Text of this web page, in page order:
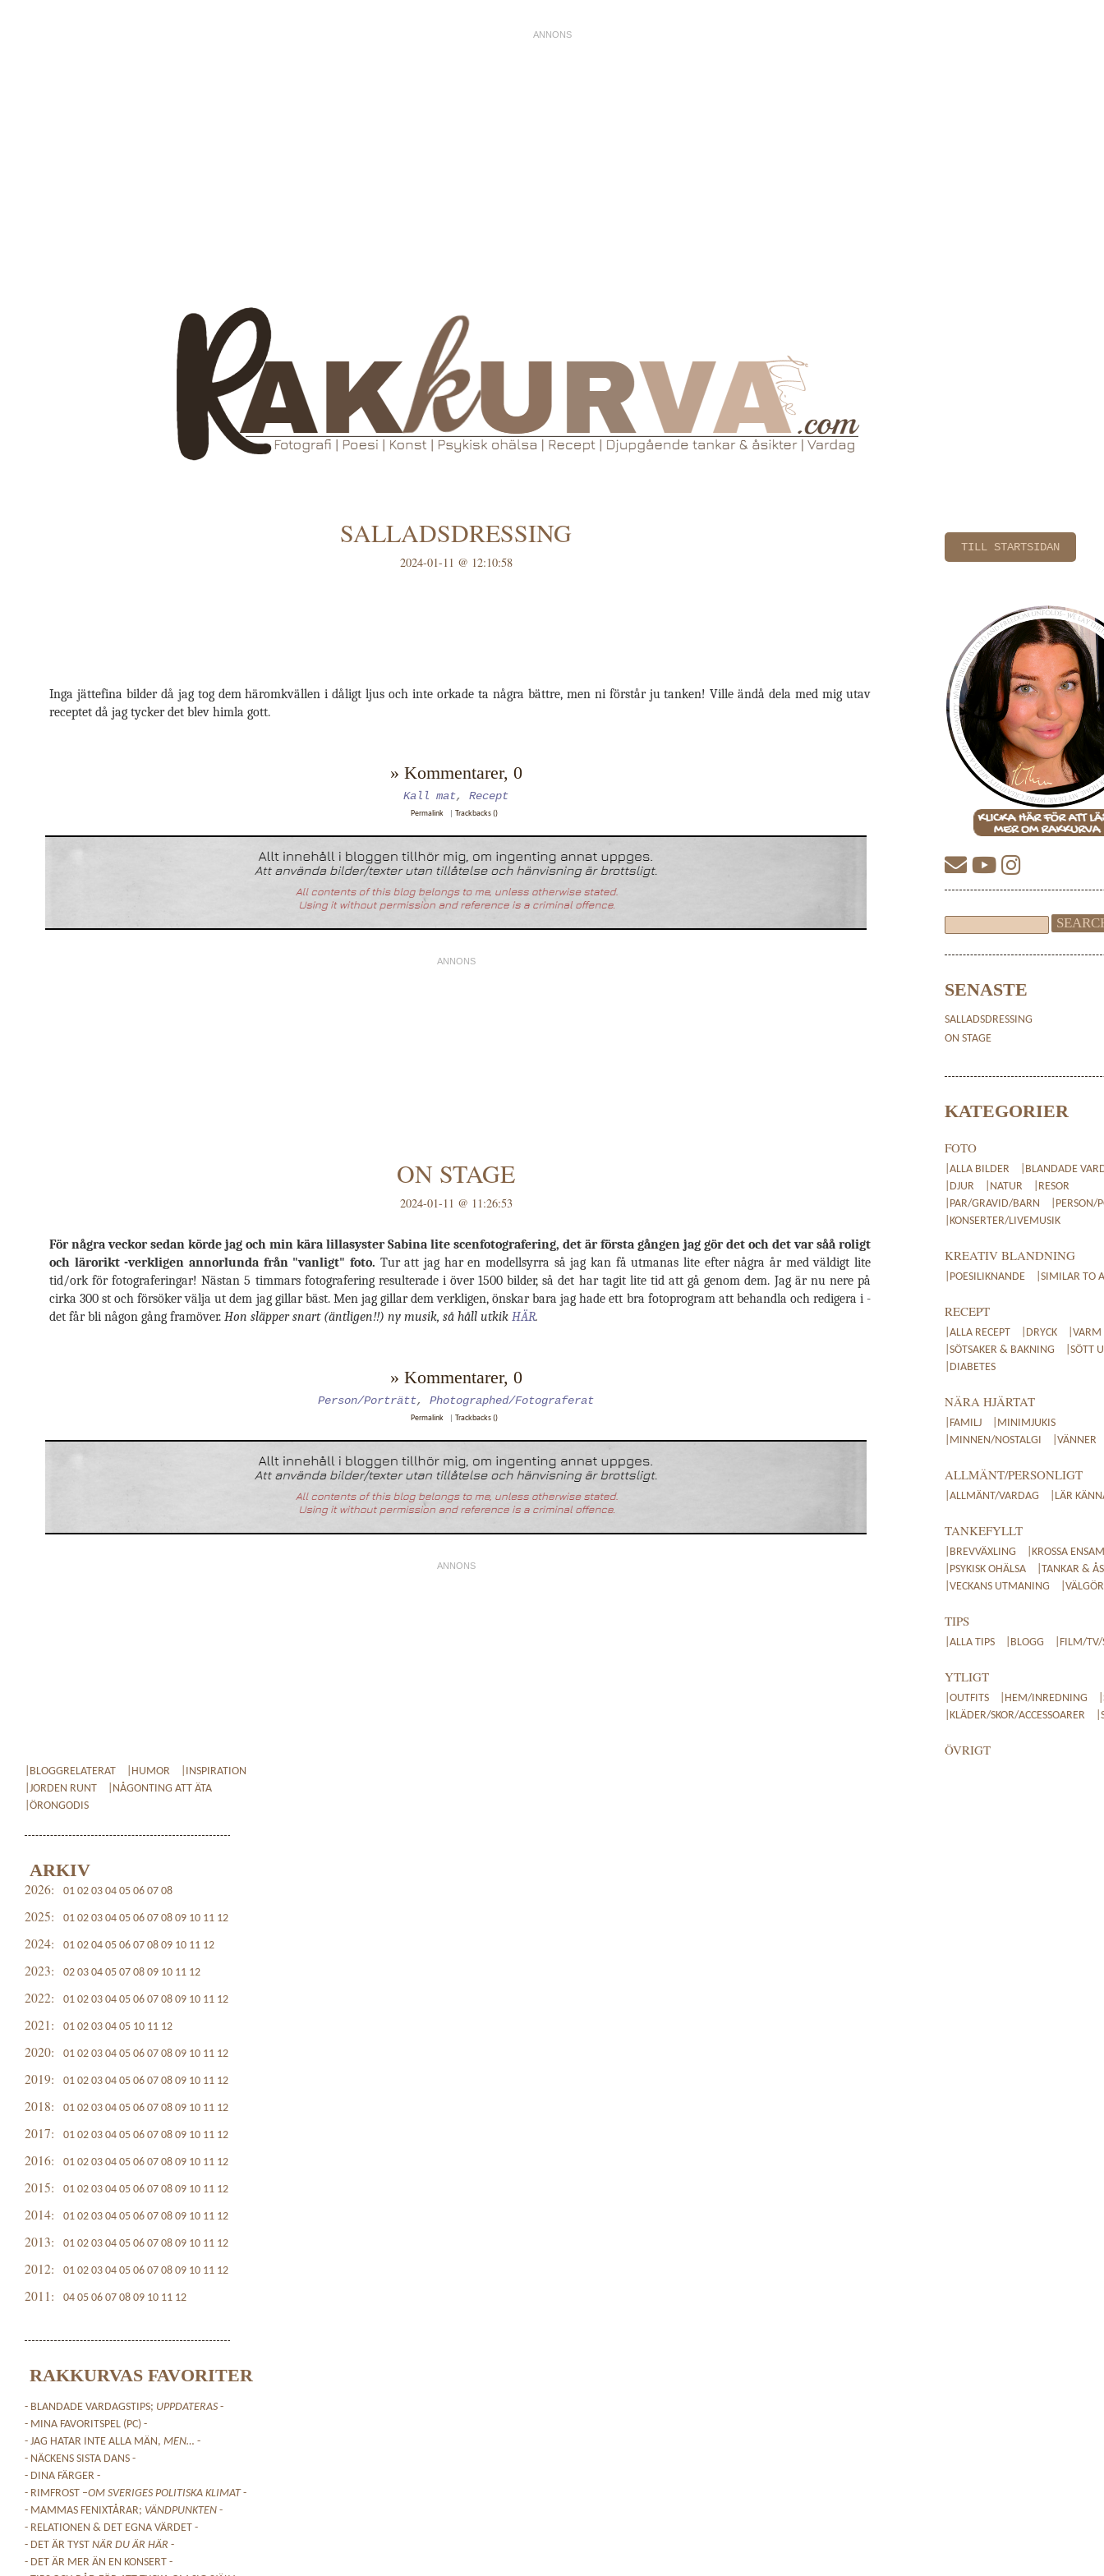
SALLADSDRESSING
2024-01-11 @ 12:10:58
Inga jättefina bilder då jag tog dem häromkvällen i dåligt ljus och inte orkade ta några bättre, men ni förstår ju tanken! Ville ändå dela med mig utav
receptet då jag tycker det blev himla gott.
» Kommentarer, 0
Kall mat, Recept
Permalink Trackbacks ()
ON STAGE
2024-01-11 @ 11:26:53
För några veckor sedan körde jag och min kära lillasyster Sabina lite scenfotografering, det är första gången jag gör det och det var såå roligt
och lärorikt -verkligen annorlunda från "vanligt" foto. Tur att jag har en modellsyrra så jag kan få utmanas lite efter några år med väldigt lite
tid/ork för fotograferingar! Nästan 5 timmars fotografering resulterade i över 1500 bilder, så det har tagit lite tid att gå genom dem. Jag är nu nere på
cirka 300 st och försöker välja ut dem jag gillar bäst. Men jag gillar dem verkligen, önskar bara jag hade ett bra fotoprogram att behandla och redigera i -
det får bli någon gång framöver. Hon släpper snart (äntligen!!) ny musik, så håll utkik HÄR.
» Kommentarer, 0
Person/Porträtt, Photographed/Fotograferat
Permalink Trackbacks ()
TILL STARTSIDAN
SENASTE
SALLADSDRESSING
ON STAGE
KATEGORIER
FOTO
|ALLA BILDER
|BLANDADE
|DJUR
|NATUR
|RESOR
|PAR/GRAVID/BARN
|PERSON/
|KONSERTER/LIVEMUSIK
KREATIV BLANDNING
|POESILIKNANDE |SIMILAR TO
RECEPT
|ALLA RECEPT |DRYCK
|SÖTSAKER & BAKNING
|SÖTT
|DIABETES
NÄRA HJÄRTAT
|FAMILJ
|MINIMJUKIS
|MINNEN/NOSTALGI
|VÄNNER
ALLMÄNT/PERSONLIGT
|ALLMÄNT/VARDAG |LÄR
TANKEFYLLT
|BREVVÄXLING
|KROSSA
|PSYKISK OHÄLSA
|TANKAR &
|VECKANS UTMANING
TIPS
|ALLA TIPS |BLOGG |FILM/TV/
YTLIGT
|OUTFITS |HEM/INREDNING
|KLÄDER/SKOR/ACCESSOARER
ÖVRIGT
|BLOGGRELATERAT |HUMOR
|INSPIRATION
|JORDEN RUNT
|NÅGONTING ATT ÄTA
|ÖRONGODIS
ARKIV
2026: 01 02 03 04 05 06 07 08
2025: 01 02 03 04 05 06 07 08 09 10 11 12
2024: 01 02 04 05 06 07 08 09 10 11 12
2023: 02 03 04 05 07 08 09 10 11 12
2022: 01 02 03 04 05 06 07 08 09 10 11 12
2021: 01 02 03 04 05 10 11 12
2020: 01 02 03 04 05 06 07 08 09 10 11 12
2019: 01 02 03 04 05 06 07 08 09 10 11 12
2018: 01 02 03 04 05 06 07 08 09 10 11 12
2017: 01 02 03 04 05 06 07 08 09 10 11 12
2016: 01 02 03 04 05 06 07 08 09 10 11 12
2015: 01 02 03 04 05 06 07 08 09 10 11 12
2014: 01 02 03 04 05 06 07 08 09 10 11 12
2013: 01 02 03 04 05 06 07 08 09 10 11 12
2012: 01 02 03 04 05 06 07 08 09 10 11 12
2011: 04 05 06 07 08 09 10 11 12
RAKKURVAS FAVORITER
- BLANDADE VARDAGSTIPS; UPPDATERAS -
- MINA FAVORITSPEL (PC) -
- JAG HATAR INTE ALLA MÄN, MEN… -
- NÄCKENS SISTA DANS -
- DINA FÄRGER -
- RIMFROST –OM SVERIGES POLITISKA KLIMAT-
- MAMMAS FENIXTÅRAR; VÄNDPUNKTEN -
- RELATIONEN & DET EGNA VÄRDET -
- DET ÄR TYST NÄR DU ÄR HÄR -
- DET ÄR MER ÄN EN KONSERT -